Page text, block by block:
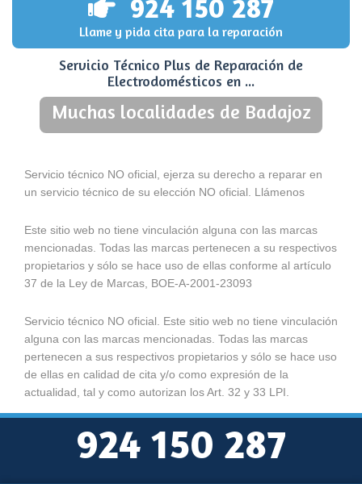
924 150 287
Llame y pida cita para la reparación
Servicio Técnico Plus de Reparación de
Electrodomésticos en ...
Muchas localidades de Badajoz
Servicio técnico NO oficial, ejerza su derecho a reparar en
un servicio técnico de su elección NO oficial. Llámenos
Este sitio web no tiene vinculación alguna con las marcas
mencionadas. Todas las marcas pertenecen a su respectivos
propietarios y sólo se hace uso de ellas conforme al artículo
37 de la Ley de Marcas, BOE-A-2001-23093
Servicio técnico NO oficial. Este sitio web no tiene vinculación
alguna con las marcas mencionadas. Todas las marcas
pertenecen a sus respectivos propietarios y sólo se hace uso
de ellas en calidad de cita y/o como expresión de la
actualidad, tal y como autorizan los Art. 32 y 33 LPI.
924 150 287